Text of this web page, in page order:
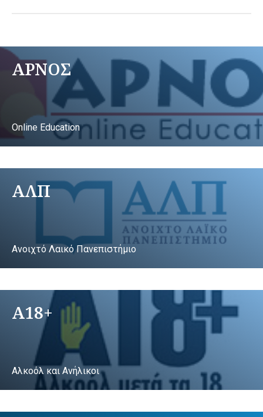
ΑΡΝΟΣ
Online Education
ΑΛΠ
Ανοιχτό Λαικό Πανεπιστήμιο
A18+
Αλκοόλ και Ανήλικοι